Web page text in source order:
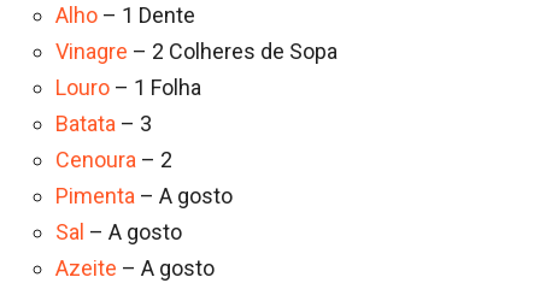
Alho – 1 Dente
Vinagre – 2 Colheres de Sopa
Louro – 1 Folha
Batata – 3
Cenoura – 2
Pimenta – A gosto
Sal – A gosto
Azeite – A gosto